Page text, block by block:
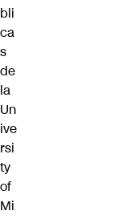
bli
ca
s
de
la
Un
ive
rsi
ty
of
Mi